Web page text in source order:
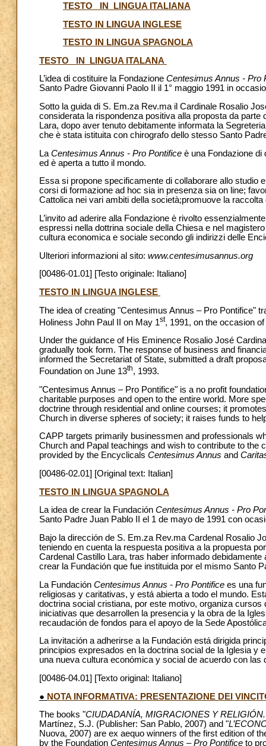
TESTO IN LINGUA ITALIANA
TESTO IN LINGUA INGLESE
TESTO IN LINGUA SPAGNOLA
TESTO IN LINGUA ITALANA
L’idea di costituire la Fondazione Centesimus Annus - Pro
Santo Padre Giovanni Paolo II il 1° maggio 1991 in
Sotto la guida di S. Em.za Rev.ma il Cardinale Rosalio
considerata la rispondenza positiva alla proposta da
Lara, dopo aver tenuto debitamente informata la
che è stata istituita con chirografo dello stesso Santo
La Centesimus Annus - Pro Pontifice è una Fondazione di
ed è aperta a tutto il mondo.
Essa si propone specificamente di collaborare allo studio
corsi di formazione ad hoc sia in presenza sia on line;
Cattolica nei vari ambiti della società;promuove la
L’invito ad aderire alla Fondazione è rivolto
espressi nella dottrina sociale della Chiesa e nel
cultura economica e sociale secondo gli indirizzi delle
Ulteriori informazioni al sito: www.centesimusannus.org
[00486-01.01] [Testo originale: Italiano]
TESTO IN LINGUA INGLESE
The idea of creating "Centesimus Annus – Pro Pontifice"
Holiness John Paul II on May 1st, 1991, on the occasion of
Under the guidance of His Eminence Rosalio José
gradually took form. The response of business and
informed the Secretariat of State, submitted a draft
Foundation on June 13th, 1993.
"Centesimus Annus – Pro Pontifice" is a no profit
charitable purposes and open to the entire world. More
doctrine through residential and online courses; it
Church in diverse spheres of society; it raises funds to
CAPP targets primarily businessmen and professionals
Church and Papal teachings and wish to contribute to the
provided by the Encyclicals Centesimus Annus and
[00486-02.01] [Original text: Italian]
TESTO IN LINGUA SPAGNOLA
La idea de crear la Fundación Centesimus Annus - Pro
Santo Padre Juan Pablo II el 1 de mayo de 1991 con
Bajo la dirección de S. Em.za Rev.ma Cardenal Rosalio
teniendo en cuenta la respuesta positiva a la propuesta
Cardenal Castillo Lara, tras haber informado
crear la Fundación que fue instituida por el mismo Santo
La Fundación Centesimus Annus - Pro Pontifice es una
religiosas y caritativas, y está abierta a todo el mundo.
doctrina social cristiana, por este motivo, organiza
iniciativas que desarrollen la presencia y la obra de la
recaudación de fondos para el apoyo de la Sede
La invitación a adherirse a la Fundación está dirigida
principios expresados en la doctrina social de la Iglesia y
una nueva cultura económica y social de acuerdo con
[00486-04.01] [Texto original: Italiano]
● NOTA INFORMATIVA: PRESENTAZIONE DEI
The books "CIUDADANÍA, MIGRACIONES Y
Martínez, S.J. (Publisher: San Pablo, 2007) and "
Nuova, 2007) are ex aequo winners of the first edition of
by the Foundation Centesimus Annus – Pro Pontifice to